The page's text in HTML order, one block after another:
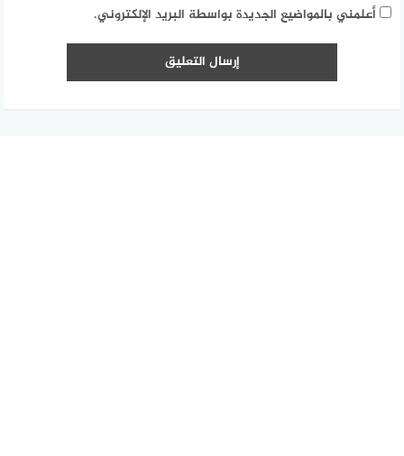
أعلمني بالمواضيع الجديدة بواسطة البريد الإلكتروني.